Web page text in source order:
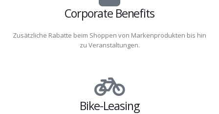
Corporate Benefits
Zusätzliche Rabatte beim Shoppen von Markenprodukten bis hin
zu Veranstaltungen.
Bike-Leasing